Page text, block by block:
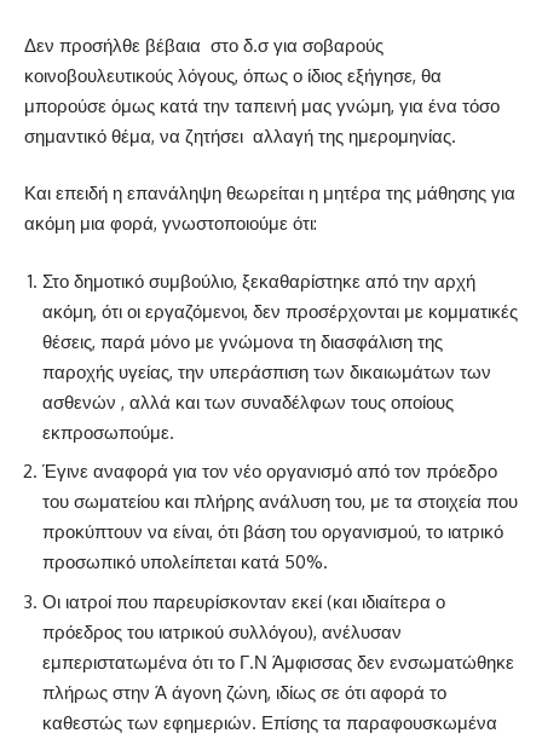
Δεν προσήλθε βέβαια στο δ.σ για σοβαρούς
κοινοβουλευτικούς λόγους, όπως ο ίδιος εξήγησε, θα
μπορούσε όμως κατά την ταπεινή μας γνώμη, για ένα τόσο
σημαντικό θέμα, να ζητήσει αλλαγή της ημερομηνίας.
Και επειδή η επανάληψη θεωρείται η μητέρα της μάθησης για
ακόμη μια φορά, γνωστοποιούμε ότι:
Στο δημοτικό συμβούλιο, ξεκαθαρίστηκε από την αρχή
ακόμη, ότι οι εργαζόμενοι, δεν προσέρχονται με κομματικές
θέσεις, παρά μόνο με γνώμονα τη διασφάλιση της
παροχής υγείας, την υπεράσπιση των δικαιωμάτων των
ασθενών , αλλά και των συναδέλφων τους οποίους
εκπροσωπούμε.
Έγινε αναφορά για τον νέο οργανισμό από τον πρόεδρο
του σωματείου και πλήρης ανάλυση του, με τα στοιχεία που
προκύπτουν να είναι, ότι βάση του οργανισμού, το ιατρικό
προσωπικό υπολείπεται κατά 50%.
Οι ιατροί που παρευρίσκονταν εκεί (και ιδιαίτερα ο
πρόεδρος του ιατρικού συλλόγου), ανέλυσαν
εμπεριστατωμένα ότι το Γ.Ν Άμφισσας δεν ενσωματώθηκε
πλήρως στην Ά άγονη ζώνη, ιδίως σε ότι αφορά το
καθεστώς των εφημεριών. Επίσης τα παραφουσκωμένα